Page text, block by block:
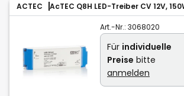
ACTEC AcTEC Q8H LED-Treiber CV 12V,
Art.-Nr.: 3068020
Für individuelle
Preise bitte
anmelden